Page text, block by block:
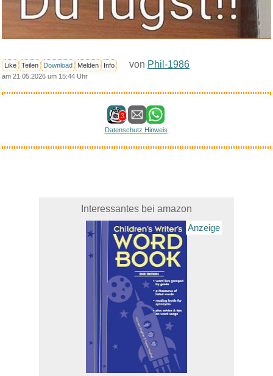
Like Teilen Download Melden Info von Phil-1986
am 21.05.2026 um 15:44 Uhr
3
Datenschutz Hinweis
Interessantes bei amazon
Anzeige